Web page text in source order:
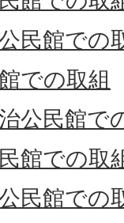
民館での
での取組
公民館で
館での取
民館での